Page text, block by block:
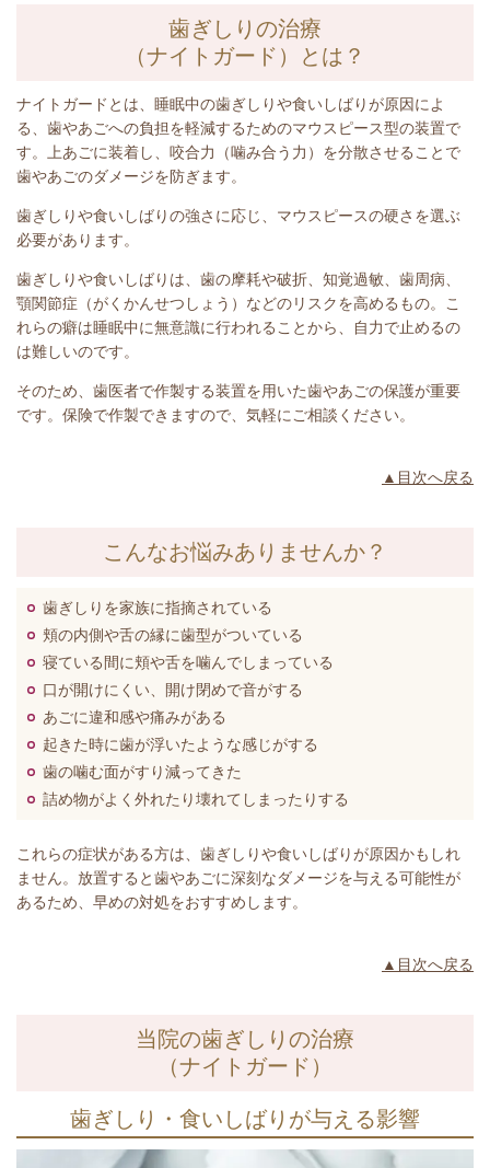
歯ぎしりの治療
（ナイトガード）とは？
ナイトガードとは、睡眠中の歯ぎしりや食いしばりが原因によ
る、歯やあごへの負担を軽減するためのマウスピース型の装置で
す。上あごに装着し、咬合力（噛み合う力）を分散させることで
歯やあごのダメージを防ぎます。
歯ぎしりや食いしばりの強さに応じ、マウスピースの硬さを選ぶ
必要があります。
歯ぎしりや食いしばりは、歯の摩耗や破折、知覚過敏、歯周病、
顎関節症（がくかんせつしょう）などのリスクを高めるもの。こ
れらの癖は睡眠中に無意識に行われることから、自力で止めるの
は難しいのです。
そのため、歯医者で作製する装置を用いた歯やあごの保護が重要
です。保険で作製できますので、気軽にご相談ください。
▲目次へ戻る
こんなお悩みありませんか？
歯ぎしりを家族に指摘されている
頬の内側や舌の縁に歯型がついている
寝ている間に頬や舌を噛んでしまっている
口が開けにくい、開け閉めで音がする
あごに違和感や痛みがある
起きた時に歯が浮いたような感じがする
歯の噛む面がすり減ってきた
詰め物がよく外れたり壊れてしまったりする
これらの症状がある方は、歯ぎしりや食いしばりが原因かもしれ
ません。放置すると歯やあごに深刻なダメージを与える可能性が
あるため、早めの対処をおすすめします。
▲目次へ戻る
当院の歯ぎしりの治療
（ナイトガード）
歯ぎしり・食いしばりが与える影響